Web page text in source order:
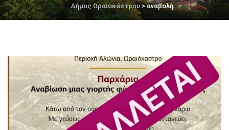
Δήμος Ωραιοκάστρου > αναβολή